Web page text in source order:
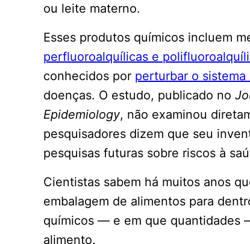
ou leite materno.
Esses produtos químicos incluem
perfluoroalquílicas e
conhecidos por perturbar o
doenças. O estudo, publicado no
Epidemiology, não examinou
pesquisadores dizem que seu
pesquisas futuras sobre riscos à
Cientistas sabem há muitos anos
embalagem de alimentos para
químicos — e em que quantidades
alimento.